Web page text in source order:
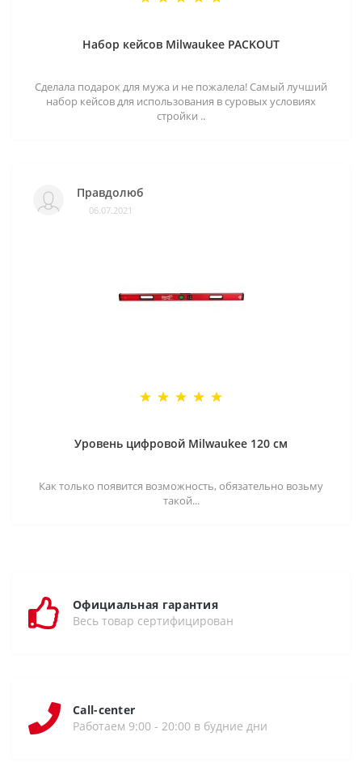
Набор кейсов Milwaukee PACKOUT
Сделала подарок для мужа и не пожалела! Самый лучший
набор кейсов для использования в суровых условиях
стройки ..
Правдолюб
06.07.2021
Уровень цифровой Milwaukee 120 см
Как только появится возможность, обязательно возьму
такой...
Официальная гарантия
Весь товар сертифицирован
Call-center
Работаем 9:00 - 20:00 в будние дни